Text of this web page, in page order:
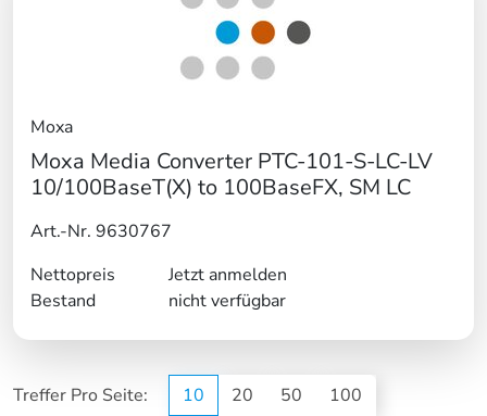
Moxa
Moxa Media Converter PTC-101-S-LC-LV
10/100BaseT(X) to 100BaseFX, SM LC
Art.-Nr. 9630767
Nettopreis
Jetzt anmelden
Bestand
nicht verfügbar
Treffer Pro Seite: 10 20 50 100